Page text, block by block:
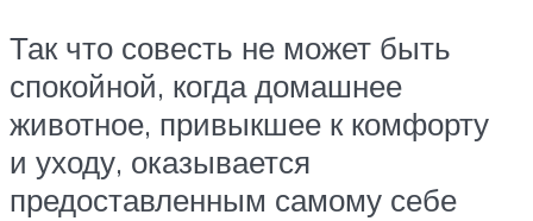
Так что совесть не может быть
спокойной, когда домашнее
животное, привыкшее к комфорту
и уходу, оказывается
предоставленным самому себе